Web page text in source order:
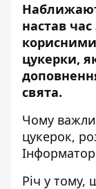
настав
цукерки,
свята.
Чому
цукерок,
Інформатор
Річ у тому,